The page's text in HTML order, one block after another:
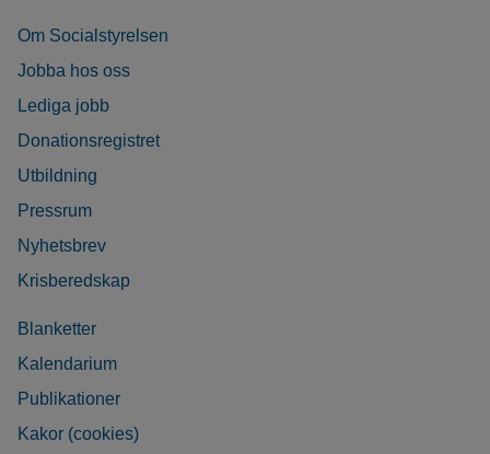
Om Socialstyrelsen
Jobba hos oss
Lediga jobb
Donationsregistret
Utbildning
Pressrum
Nyhetsbrev
Krisberedskap
Blanketter
Kalendarium
Publikationer
Kakor (cookies)